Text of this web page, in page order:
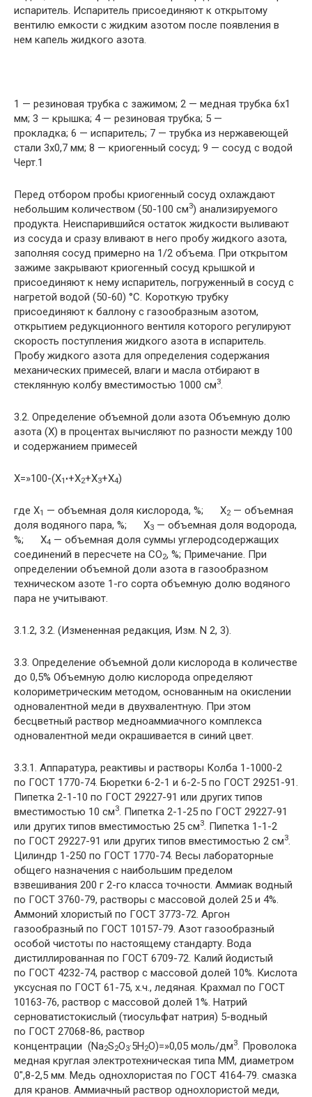
испаритель. Испаритель присоединяют к открытому
вентилю емкости с жидким азотом после появления в
нем капель жидкого азота.
1 — резиновая трубка с зажимом; 2 — медная трубка 6х1
мм; 3 — крышка; 4 — резиновая трубка; 5 —
прокладка; 6 — испаритель; 7 — трубка из нержавеющей
стали 3х0,7 мм; 8 — криогенный сосуд; 9 — сосуд с водой
Черт.1
Перед отбором пробы криогенный сосуд охлаждают
небольшим количеством (50-100 см3) анализируемого
продукта. Неиспарившийся остаток жидкости выливают
из сосуда и сразу вливают в него пробу жидкого азота,
заполняя сосуд примерно на 1/2 объема. При открытом
зажиме закрывают криогенный сосуд крышкой и
присоединяют к нему испаритель, погруженный в сосуд с
нагретой водой (50-60) °С. Короткую трубку
присоединяют к баллону с газообразным азотом,
открытием редукционного вентиля которого регулируют
скорость поступления жидкого азота в испаритель.
Пробу жидкого азота для определения содержания
механических примесей, влаги и масла отбирают в
стеклянную колбу вместимостью 1000 см3
3.2. Определение объемной доли азота Объемную долю
азота (X) в процентах вычисляют по разности между 100
и содержанием примесей
X=»100-(X1″+X2+X3+X4)
где X1 — объемная доля кислорода, %; X2 — объемная
доля водяного пара, %; X3 — объемная доля водорода,
%; X4 — объемная доля суммы углеродсодержащих
соединений в пересчете на CO2, %; Примечание. При
определении объемной доли азота в газообразном
техническом азоте 1-го сорта объемную долю водяного
пара не учитывают.
3.1.2, 3.2. (Измененная редакция, Изм. N 2, 3).
3.3. Определение объемной доли кислорода в количестве
до 0,5% Объемную долю кислорода определяют
колориметрическим методом, основанным на окислении
одновалентной меди в двухвалентную. При этом
бесцветный раствор медноаммиачного комплекса
одновалентной меди окрашивается в синий цвет.
3.3.1. Аппаратура, реактивы и растворы Колба 1-1000-2
по ГОСТ 1770-74. Бюретки 6-2-1 и 6-2-5 по ГОСТ 29251-91.
Пипетка 2-1-10 по ГОСТ 29227-91 или других типов
вместимостью 10 см3
. Пипетка 2-1-25 по ГОСТ 29227-91
или других типов вместимостью 25 см3
. Пипетка 1-1-2
по ГОСТ 29227-91 или других типов вместимостью 2 см3
Цилиндр 1-250 по ГОСТ 1770-74. Весы лабораторные
общего назначения с наибольшим пределом
взвешивания 200 г 2-го класса точности. Аммиак водный
по ГОСТ 3760-79, растворы с массовой долей 25 и 4%.
Аммоний хлористый по ГОСТ 3773-72. Аргон
газообразный по ГОСТ 10157-79. Азот газообразный
особой чистоты по настоящему стандарту. Вода
дистиллированная по ГОСТ 6709-72. Калий йодистый
по ГОСТ 4232-74, раствор с массовой долей 10%. Кислота
уксусная по ГОСТ 61-75, х.ч., ледяная. Крахмал по ГОСТ
10163-76, раствор с массовой долей 1%. Натрий
серноватистокислый (тиосульфат натрия) 5-водный
по ГОСТ 27068-86, раствор
концентрации (Na2S2O3·5H2O)=»0,05 моль/дм3
. Проволока
медная круглая электротехническая типа ММ, диаметром
0″,8-2,5 мм. Медь однохлористая по ГОСТ 4164-79. смазка
для кранов. Аммиачный раствор однохлористой меди,